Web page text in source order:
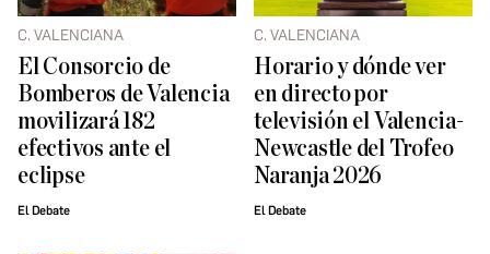
C. VALENCIANA
El Consorcio de
Bomberos de Valencia
movilizará 182
efectivos ante el
eclipse
El Debate
C. VALENCIANA
Horario y dónde ver
en directo por
televisión el Valencia-
Newcastle del Trofeo
Naranja 2026
El Debate